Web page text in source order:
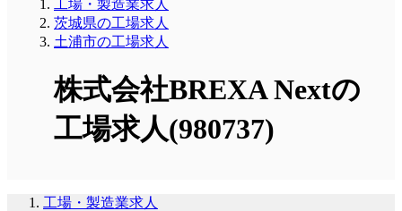
工場・製造業求人
茨城県の工場求人
土浦市の工場求人
株式会社BREXA Nextの
工場求人(980737)
工場・製造業求人